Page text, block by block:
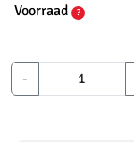
Voorraad
?
-